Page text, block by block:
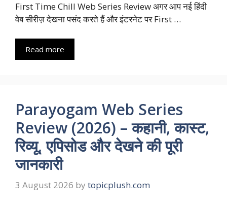
First Time Chill Web Series Review अगर आप नई हिंदी
वेब सीरीज़ देखना पसंद करते हैं और इंटरनेट पर First …
Read more
Parayogam Web Series
Review (2026) – कहानी, कास्ट,
रिव्यू, एपिसोड और देखने की पूरी
जानकारी
3 August 2026 by topicplush.com